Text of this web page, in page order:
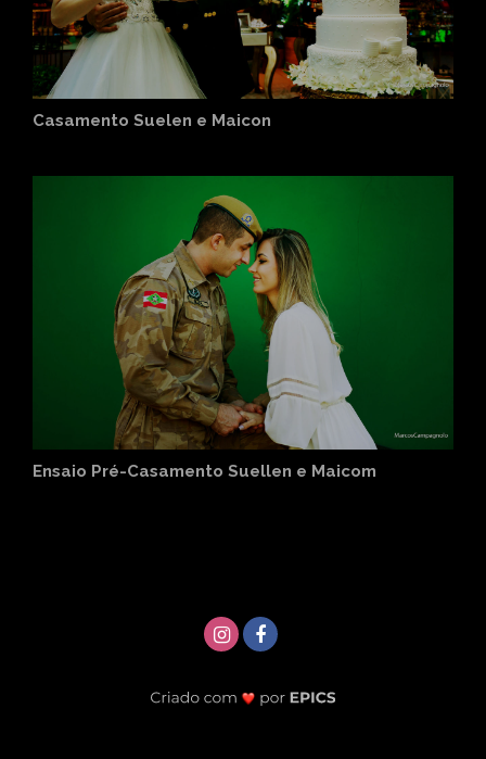
Casamento Suelen e Maicon
Ensaio Pré-Casamento Suellen e Maicom